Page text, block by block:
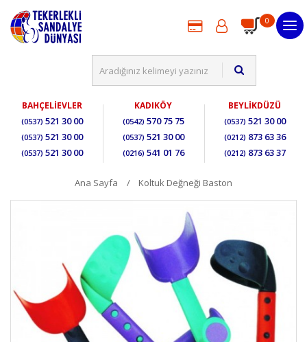
0
BAHÇELİEVLER
(0537) 521 30 00
(0537) 521 30 00
(0537) 521 30 00
KADIKÖY
(0542) 570 75 75
(0537) 521 30 00
(0216) 541 01 76
BEYLİKDÜZÜ
(0537) 521 30 00
(0212) 873 63 36
(0212) 873 63 37
Ana Sayfa Koltuk Değneği Baston